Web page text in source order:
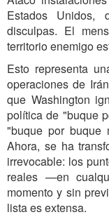
Estados Unidos,
disculpas. El
territorio enemigo
Esto representa
operaciones de
que Washington
política de "buque
"buque por buque
Ahora, se ha
irrevocable: los
reales —en
momento y sin
lista es extensa.